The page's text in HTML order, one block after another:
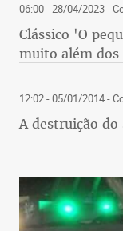
06:00 - 28/04/2023-
Clássico 'O
muito além dos
12:02 - 05/01/2014-
A destruição